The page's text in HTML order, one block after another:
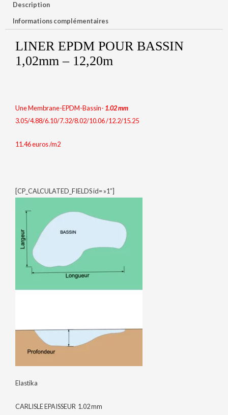
Description
Informations complémentaires
LINER EPDM POUR BASSIN
1,02mm – 12,20m
Une Membrane-EPDM-Bassin- 1.02mm
3.05/4.88/6.10/7.32/8.02/10.06 /12.2/15.25
11.46 euros /m2
[CP_CALCULATED_FIELDS id= »1″]
Elastika
CARLISLE EPAISSEUR 1.02 mm